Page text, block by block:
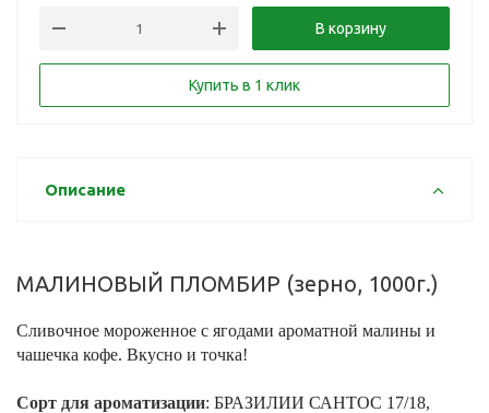
В корзину
Купить в 1 клик
Описание
МАЛИНОВЫЙ ПЛОМБИР (зерно, 1000г.)
Сливочное мороженное с ягодами ароматной малины и
чашечка кофе. Вкусно и точка!
Сорт для ароматизации: БРАЗИЛИИ САНТОС 17/18,